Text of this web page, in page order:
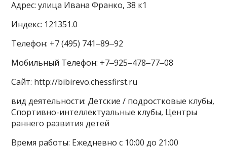
Адрес: улица Ивана Франко, 38 к1
Индекс: 121351.0
Телефон: +7 (495) 741‒89‒92
Мобильный Телефон: +7‒925‒478‒77‒08
Сайт: http://bibirevo.chessfirst.ru
вид деятельности: Детские / подростковые клубы,
Спортивно-интеллектуальные клубы, Центры
раннего развития детей
Время работы: Ежедневно с 10:00 до 21:00